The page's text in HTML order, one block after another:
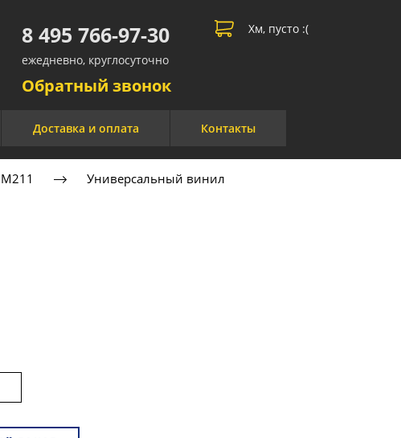
8 495 766-97-30
ежедневно, круглосуточно​​
Обратный звонок
Хм, пусто :(
Доставка и оплата Контакты
Универсальный винил